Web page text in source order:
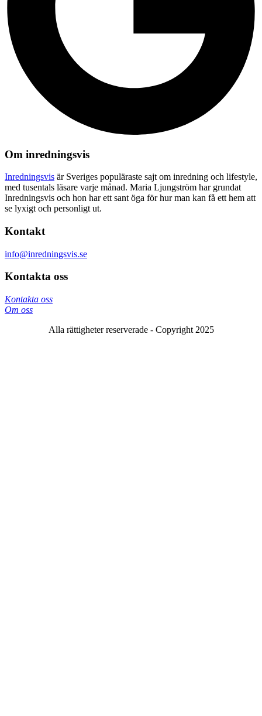
Om inredningsvis
Inredningsvis är Sveriges populäraste sajt om inredning och lifestyle,
med tusentals läsare varje månad. Maria Ljungström har grundat
Inredningsvis och hon har ett sant öga för hur man kan få ett hem att
se lyxigt och personligt ut.
Kontakt
info@inredningsvis.se
Kontakta oss
Kontakta oss
Om oss
Alla rättigheter reserverade - Copyright 2025